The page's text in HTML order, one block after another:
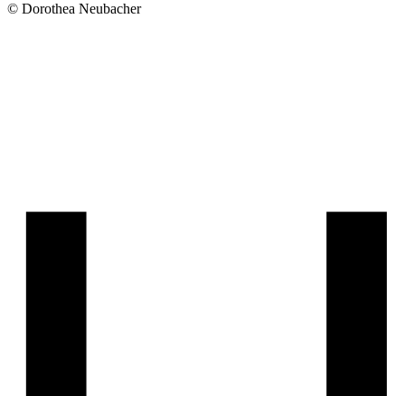
© Dorothea Neubacher